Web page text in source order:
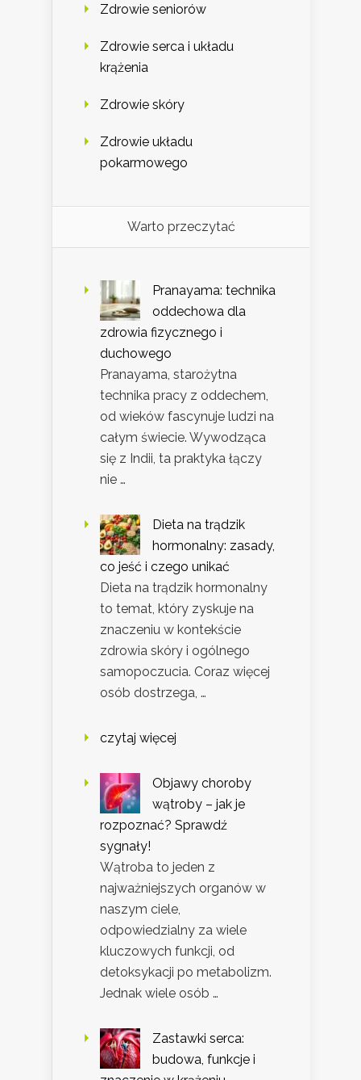
Zdrowie seniorów
Zdrowie serca i układu
krążenia
Zdrowie skóry
Zdrowie układu
pokarmowego
Warto przeczytać
Pranayama: technika
oddechowa dla
zdrowia fizycznego i
duchowego
Pranayama, starożytna
technika pracy z oddechem,
od wieków fascynuje ludzi na
całym świecie. Wywodząca
się z Indii, ta praktyka łączy
nie …
Dieta na trądzik
hormonalny: zasady,
co jeść i czego unikać
Dieta na trądzik hormonalny
to temat, który zyskuje na
znaczeniu w kontekście
zdrowia skóry i ogólnego
samopoczucia. Coraz więcej
osób dostrzega, …
czytaj więcej
Objawy choroby
wątroby – jak je
rozpoznać? Sprawdź
sygnały!
Wątroba to jeden z
najważniejszych organów w
naszym ciele,
odpowiedzialny za wiele
kluczowych funkcji, od
detoksykacji po metabolizm.
Jednak wiele osób …
Zastawki serca:
budowa, funkcje i